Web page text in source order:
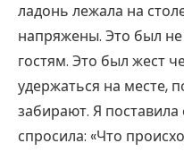
ладонь лежала на
напряжены. Это был не
гостям. Это был жест
удержаться на месте,
забирают. Я поставила
спросила: «Что